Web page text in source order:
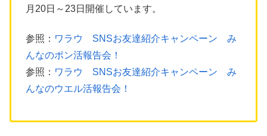
月20日～23日開催しています。
参照： ワラウ SNSお友達紹介キャンペーン み
んなのポン活報告会！
参照： ワラウ SNSお友達紹介キャンペーン み
んなのウエル活報告会！